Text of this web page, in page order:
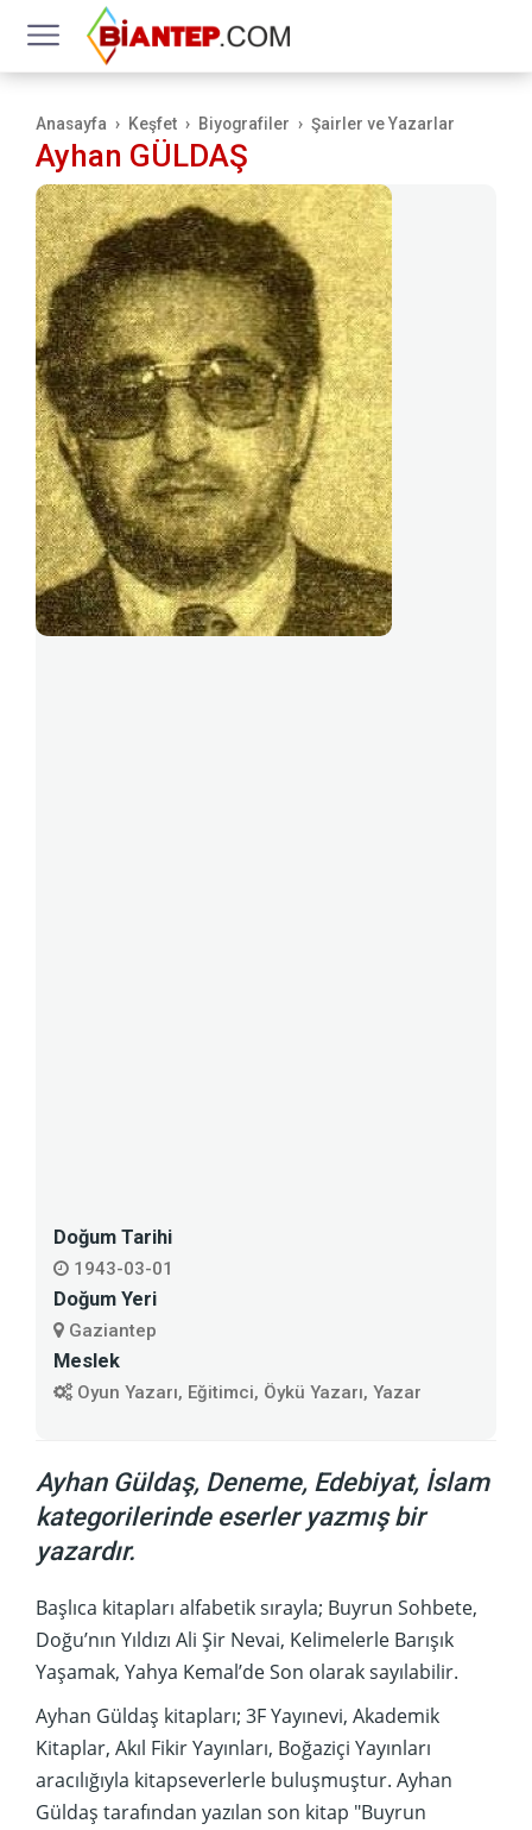
Anasayfa Keşfet Biyografiler Şairler ve Yazarlar
Ayhan GÜLDAŞ
Doğum Tarihi
1943-03-01
Doğum Yeri
Gaziantep
Meslek
Oyun Yazarı, Eğitimci, Öykü Yazarı, Yazar
Ayhan Güldaş, Deneme, Edebiyat, İslam
kategorilerinde eserler yazmış bir
yazardır.
Başlıca kitapları alfabetik sırayla; Buyrun Sohbete,
Doğu’nın Yıldızı Ali Şir Nevai, Kelimelerle Barışık
Yaşamak, Yahya Kemal’de Son olarak sayılabilir.
Ayhan Güldaş kitapları; 3F Yayınevi, Akademik
Kitaplar, Akıl Fikir Yayınları, Boğaziçi Yayınları
aracılığıyla kitapseverlerle buluşmuştur. Ayhan
Güldaş tarafından yazılan son kitap "Buyrun